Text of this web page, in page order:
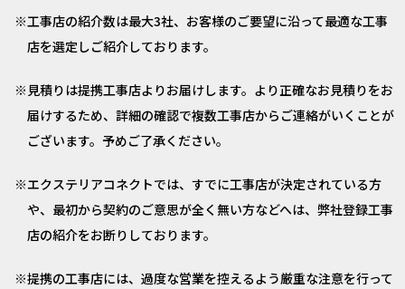
工事店の紹介数は最大3社、お客様のご要望に沿って最適な工事
店を選定しご紹介しております。
見積りは提携工事店よりお届けします。より正確なお見積りをお
届けするため、詳細の確認で複数工事店からご連絡がいくことが
ございます。予めご了承ください。
エクステリアコネクトでは、すでに工事店が決定されている方
や、最初から契約のご意思が全く無い方などへは、弊社登録工事
店の紹介をお断りしております。
提携の工事店には、過度な営業を控えるよう厳重な注意を行って